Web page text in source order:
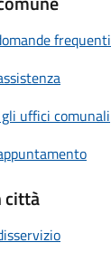
frequenti
uffici comunali
città